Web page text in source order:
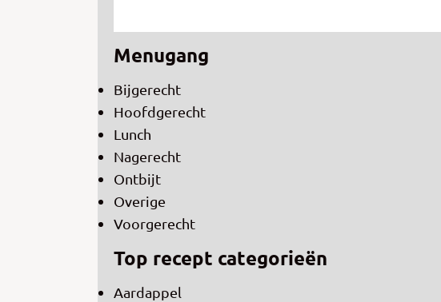
Menugang
Bijgerecht
Hoofdgerecht
Lunch
Nagerecht
Ontbijt
Overige
Voorgerecht
Top recept categorieën
Aardappel